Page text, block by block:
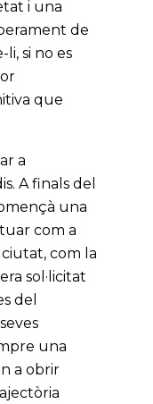
i una
de
si no es
que
a
A finals del
una
com a
ciutat, com la
sol·licitat
del
una
a obrir